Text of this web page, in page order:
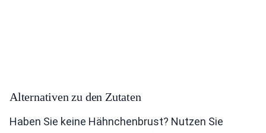
Alternativen zu den Zutaten
Haben Sie keine Hähnchenbrust? Nutzen Sie